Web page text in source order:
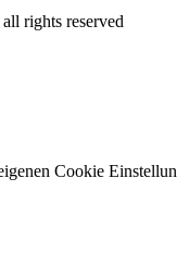
rights reserved
Cookie